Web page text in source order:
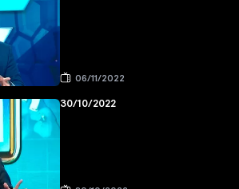
06/11/2022
30/10/2022